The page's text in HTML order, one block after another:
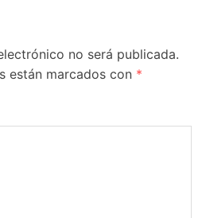
no será publicada.
están marcados con *